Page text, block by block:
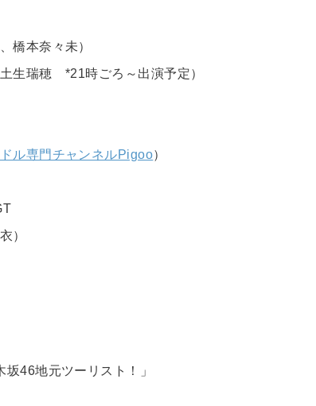
橋本奈々未）
生瑞穂 *21時ごろ～出演予定）
ル専門チャンネルPigoo）
）
46地元ツーリスト！」